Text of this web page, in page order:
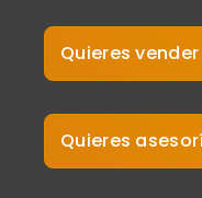
Quieres
Quieres